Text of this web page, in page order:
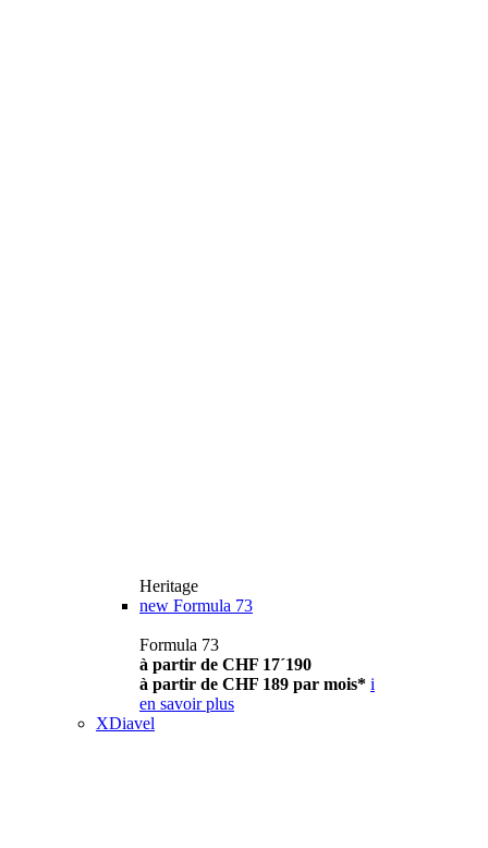
Heritage
new Formula 73
Formula 73
à partir de CHF 17´190
à partir de CHF 189 par mois* i
en savoir plus
XDiavel